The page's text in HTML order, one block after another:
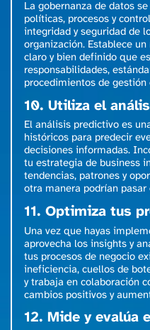
La gobernanza de datos
políticas, procesos y
integridad y seguridad de
organización. Establece
claro y bien definido que
responsabilidades,
procedimientos de gestión
10. Utiliza el
El análisis predictivo es
históricos para predecir
decisiones informadas.
tu estrategia de business
tendencias, patrones y
otra manera podrían pasar
11. Optimiza tus
Una vez que hayas
aprovecha los insights y
tus procesos de negocio
ineficiencia, cuellos de
y trabaja en colaboración
cambios positivos y
12. Mide y evalúa